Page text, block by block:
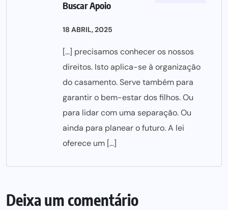
Buscar Apoio
18 ABRIL, 2025
[…] precisamos conhecer os nossos
direitos. Isto aplica-se à organização
do casamento. Serve também para
garantir o bem-estar dos filhos. Ou
para lidar com uma separação. Ou
ainda para planear o futuro. A lei
oferece um […]
Deixa um comentário